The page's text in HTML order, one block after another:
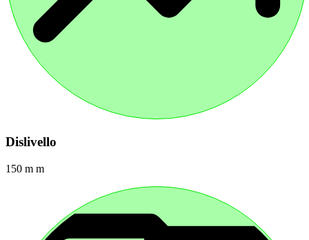
Dislivello
150 m m